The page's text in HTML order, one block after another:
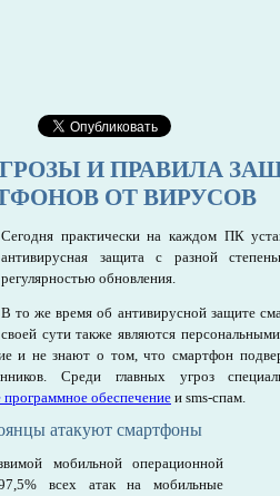
И ПРАВИЛА
ОТ ВИРУСОВ
Сегодня практически на каждом ПК
антивирусная защита с разной
регулярностью обновления.
В то же время об антивирусной защите
своей сути также являются
и не знают о том, что смартфон
Среди главных угроз
программное обеспечение и sms-спам.
атакуют смартфоны
мобильной операционной
всех атак на мобильные